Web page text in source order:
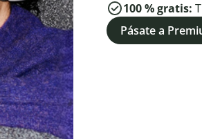
100 % gratis:
Pásate a